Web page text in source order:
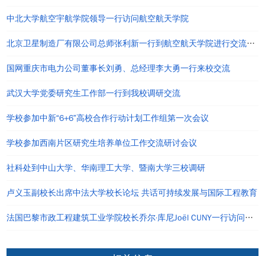
中北大学航空宇航学院领导一行访问航空航天学院
北京卫星制造厂有限公司总师张利新一行到航空航天学院进行交流座谈
国网重庆市电力公司董事长刘勇、总经理李大勇一行来校交流
武汉大学党委研究生工作部一行到我校调研交流
学校参加中新“6+6”高校合作行动计划工作组第一次会议
学校参加西南片区研究生培养单位工作交流研讨会议
社科处到中山大学、华南理工大学、暨南大学三校调研
卢义玉副校长出席中法大学校长论坛 共话可持续发展与国际工程教育
法国巴黎市政工程建筑工业学院校长乔尔·库尼Joël CUNY一行访问重庆大学